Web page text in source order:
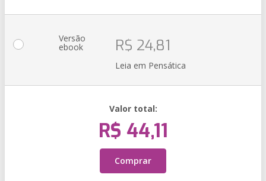
Versão
ebook R$ 24,81
Leia em Pensática
Valor total:
R$ 44,11
Comprar